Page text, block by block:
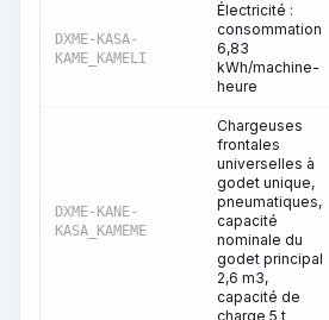
DXME-KASA-
KAME_KAMELI
Électricité :
consommation
6,83
kWh/machine-
heure
DXME-KANE-
KASA_KAMEME
Chargeuses
frontales
universelles à
godet unique,
pneumatiques,
capacité
nominale du
godet principal
2,6 m3,
capacité de
charge 5 t